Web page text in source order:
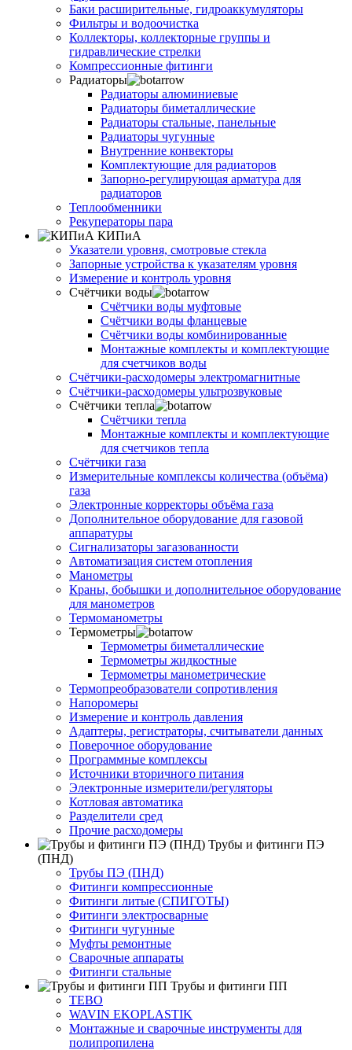
Баки расширительные, гидроаккумуляторы
Фильтры и водоочистка
Коллекторы, коллекторные группы и
гидравлические стрелки
Компрессионные фитинги
Радиаторы
Радиаторы алюминиевые
Радиаторы биметаллические
Радиаторы стальные, панельные
Радиаторы чугунные
Внутренние конвекторы
Комплектующие для радиаторов
Запорно-регулирующая арматура для
радиаторов
Теплообменники
Рекуператоры пара
КИПиА
Указатели уровня, смотровые стекла
Запорные устройства к указателям уровня
Измерение и контроль уровня
Счётчики воды
Счётчики воды муфтовые
Счётчики воды фланцевые
Счётчики воды комбинированные
Монтажные комплекты и комплектующие
для счетчиков воды
Счётчики-расходомеры электромагнитные
Счётчики-расходомеры ультрозвуковые
Счётчики тепла
Счётчики тепла
Монтажные комплекты и комплектующие
для счетчиков тепла
Счётчики газа
Измерительные комплексы количества (объёма)
газа
Электронные корректоры объёма газа
Дополнительное оборудование для газовой
аппаратуры
Сигнализаторы загазованности
Автоматизация систем отопления
Манометры
Краны, бобышки и дополнительное оборудование
для манометров
Термоманометры
Термометры
Термометры биметаллические
Термометры жидкостные
Термометры манометрические
Термопреобразователи сопротивления
Напоромеры
Измерение и контроль давления
Адаптеры, регистраторы, считыватели данных
Поверочное оборудование
Программные комплексы
Источники вторичного питания
Электронные измерители/регуляторы
Котловая автоматика
Разделители сред
Прочие расходомеры
Трубы и фитинги ПЭ
(ПНД)
Трубы ПЭ (ПНД)
Фитинги компрессионные
Фитинги литые (СПИГОТЫ)
Фитинги электросварные
Фитинги чугунные
Муфты ремонтные
Сварочные аппараты
Фитинги стальные
Трубы и фитинги ПП
TEBO
WAVIN EKOPLASTIK
Монтажные и сварочные инструменты для
полипропилена